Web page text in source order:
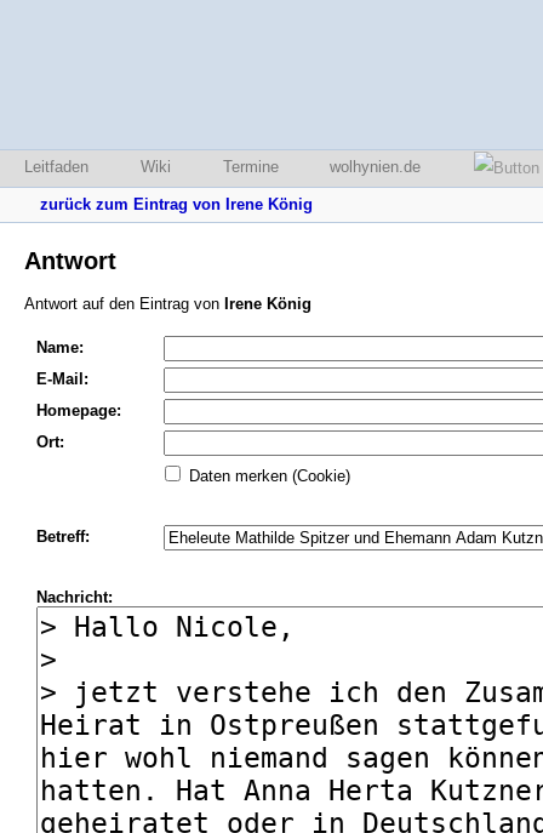
Leitfaden Wiki Termine wolhynien.de
zurück zum Eintrag von Irene König
Antwort
Antwort auf den Eintrag von Irene König
Name:
E-Mail:
Homepage:
Ort:
Daten merken (Cookie)
Betreff:
Nachricht: